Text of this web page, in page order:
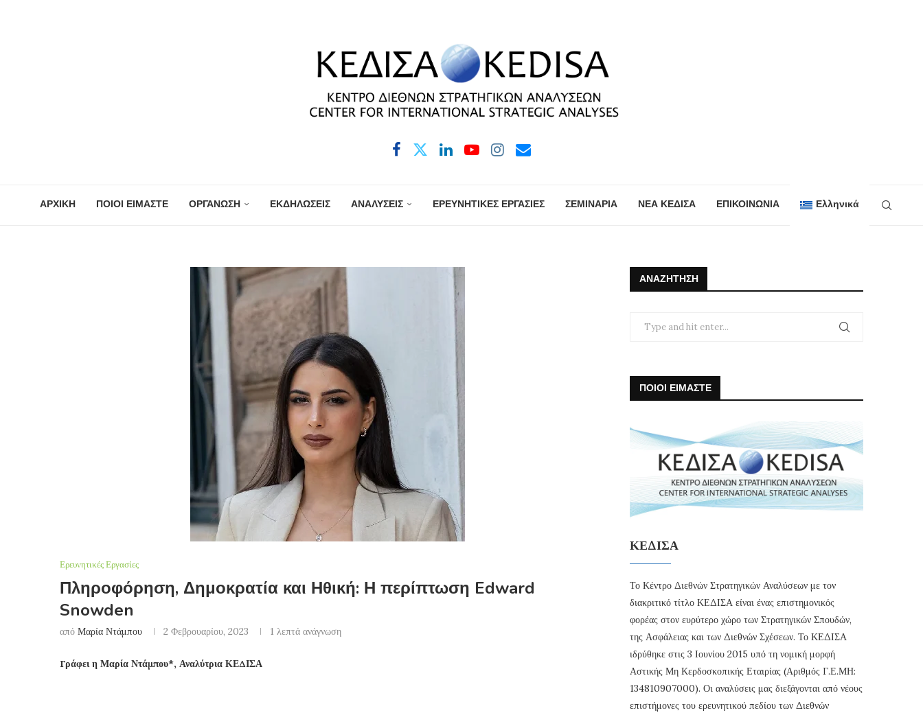
ΑΡΧΙΚΗ ΠΟΙΟΙ ΕΙΜΑΣΤΕ ΟΡΓΑΝΩΣΗ ΕΚΔΗΛΩΣΕΙΣ ΑΝΑΛΥΣΕΙΣ ΕΡΕΥΝΗΤΙΚΕΣ ΕΡΓΑΣΙΕΣ ΣΕΜΙΝΑΡΙΑ ΝΕΑ ΚΕΔΙΣΑ ΕΠΙΚΟΙΝΩΝΙΑ Ελληνικά
Ερευνητικές Εργασίες
Πληροφόρηση, Δημοκρατία και Ηθική: Η περίπτωση Edward
Snowden
από Μαρία Ντάμπου 2 Φεβρουαρίου, 2023 1 λεπτά ανάγνωση
Γράφει η Μαρία Ντάμπου*, Αναλύτρια ΚΕΔΙΣΑ
ΑΝΑΖΉΤΗΣΗ
ΠΟΙΟΙ ΕΙΜΑΣΤΕ
ΚΕΔΙΣΑ
Το Κέντρο Διεθνών Στρατηγικών Αναλύσεων με τον
διακριτικό τίτλο ΚΕΔΙΣΑ είναι ένας επιστημονικός
φορέας στον ευρύτερο χώρο των Στρατηγικών Σπουδών,
της Ασφάλειας και των Διεθνών Σχέσεων. Το ΚΕΔΙΣΑ
ιδρύθηκε στις 3 Ιουνίου 2015 υπό τη νομική μορφή
Αστικής Μη Κερδοσκοπικής Εταιρίας (Αριθμός Γ.Ε.ΜΗ:
134810907000). Οι αναλύσεις μας διεξάγονται από νέους
επιστήμονες του ερευνητικού πεδίου των Διεθνών